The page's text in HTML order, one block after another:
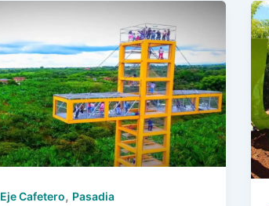
Eje Cafetero, Pasadia